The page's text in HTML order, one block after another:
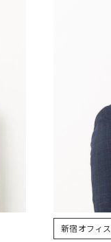
新宿オフィス